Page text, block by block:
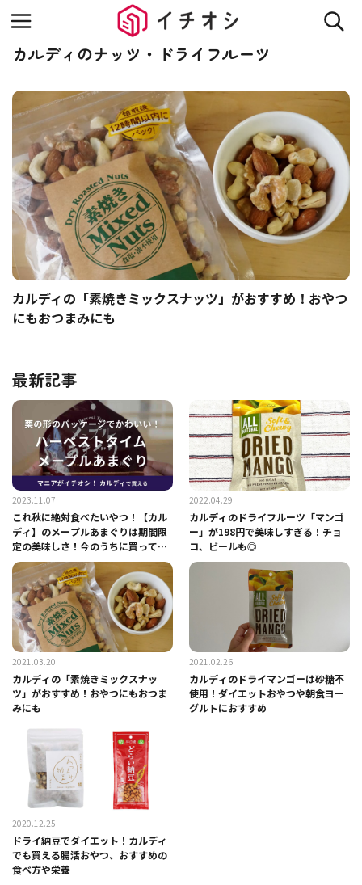
カルディのナッツ・ドライフルーツ
カルディの「素焼きミックスナッツ」がおすすめ！おやつ
にもおつまみにも
最新記事
2023.11.07
これ秋に絶対食べたいやつ！【カル
ディ】のメープルあまぐりは期間限
定の美味しさ！今のうちに買ってみ
て◎
2022.04.29
カルディのドライフルーツ「マンゴ
ー」が198円で美味しすぎる！チョ
コ、ビールも◎
2021.03.20
カルディの「素焼きミックスナッ
ツ」がおすすめ！おやつにもおつま
みにも
2021.02.26
カルディのドライマンゴーは砂糖不
使用！ダイエットおやつや朝食ヨー
グルトにおすすめ
2020.12.25
ドライ納豆でダイエット！カルディ
でも買える腸活おやつ、おすすめの
食べ方や栄養